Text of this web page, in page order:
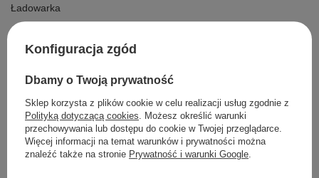
Ładowarka
Szczegółowe dane
Opinie
Konfiguracja zgód
Dbamy o Twoją prywatność
Sklep korzysta z plików cookie w celu realizacji usług zgodnie z
Polityką dotyczącą cookies . Możesz określić warunki
przechowywania lub dostępu do cookie w Twojej przeglądarce.
Więcej informacji na temat warunków i prywatności można
znaleźć także na stronie Prywatność i warunki Google